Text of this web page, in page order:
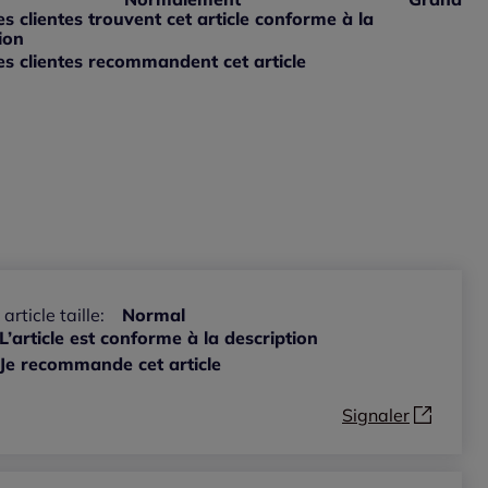
: 0%
clientes trouvent cet article conforme à la
clientes recommandent cet article
article taille:
Normal
est conforme à la description
recommande cet article
Signaler